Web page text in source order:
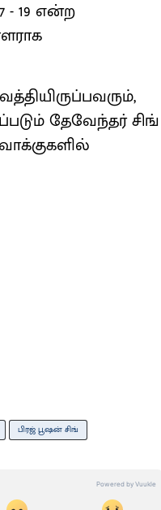
- 19 என்ற
தேவேந்தர் சிங்
பிரஜ் பூஷன் சிங்